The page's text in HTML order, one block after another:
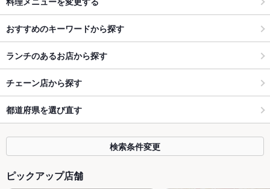
おすすめのキーワードから探す
ランチのあるお店から探す
チェーン店から探す
都道府県を選び直す
検索条件変更
ピックアップ店舗